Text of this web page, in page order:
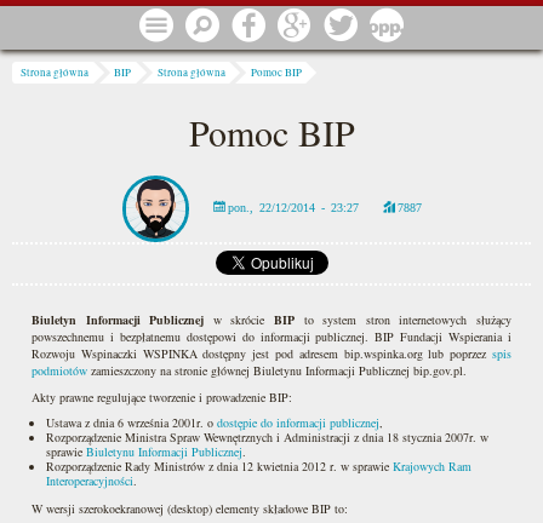
Przejdź do treści Menu Szukaj Facebook Google Twitter
Jesteś tutaj
Strona główna BIP Strona główna Pomoc BIP
Pomoc BIP
pon., 22/12/2014 - 23:27 7887
Biuletyn Informacji Publicznej w skrócieBIP to system stron internetowych służący
powszechnemu i bezpłatnemu dostępowi do informacji publicznej. BIP Fundacji Wspierania i
Rozwoju Wspinaczki WSPINKA dostępny jest pod adresem bip.wspinka.org lub poprzez spis
podmiotów zamieszczony na stronie głównej Biuletynu Informacji Publicznej bip.gov.pl.
Akty prawne regulujące tworzenie i prowadzenie BIP:
Ustawa z dnia 6 września 2001r. o dostępie do informacji publicznej
Rozporządzenie Ministra Spraw Wewnętrznych i Administracji z dnia 18 stycznia 2007r. w
sprawie Biuletynu Informacji Publicznej
Rozporządzenie Rady Ministrów z dnia 12 kwietnia 2012 r. w sprawie Krajowych Ram
Interoperacyjności
W wersji szerokoekranowej (desktop) elementy składowe BIP to: